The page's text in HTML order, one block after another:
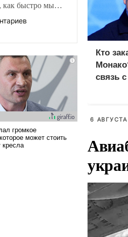
как быстро мы
изменений.
фантастики,
обсуждаемой
Кто
связь
6